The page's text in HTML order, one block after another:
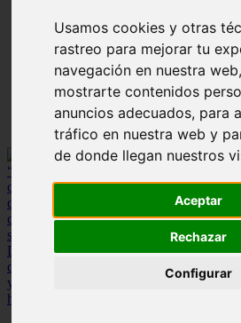
Usamos cookies y otras
rastreo para mejorar tu
navegación en nuestra
mostrarte contenidos
anuncios adecuados, para
tráfico en nuestra web y
de donde llegan nuestros
Aceptar
Rechazar
Configurar
defendible